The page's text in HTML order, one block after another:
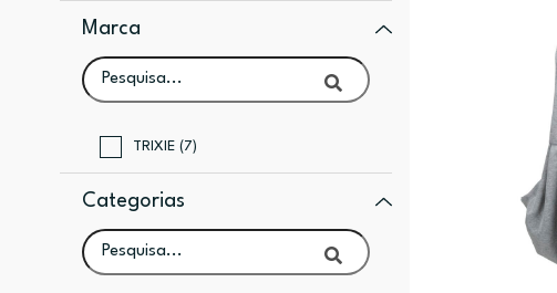
Marca
TRIXIE (7)
Categorias